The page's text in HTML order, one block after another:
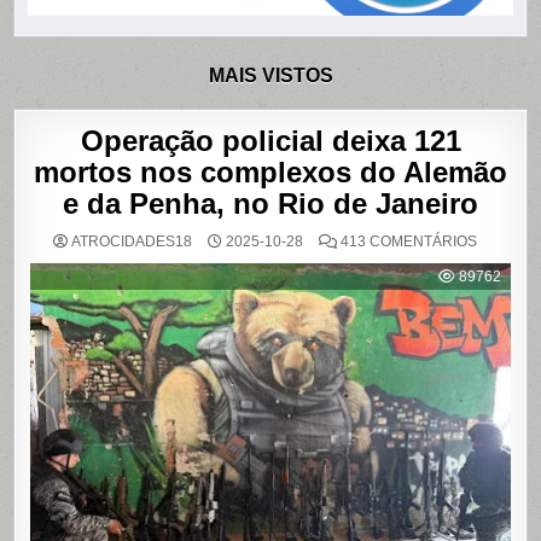
MAIS VISTOS
Operação policial deixa 121
mortos nos complexos do Alemão
e da Penha, no Rio de Janeiro
ATROCIDADES18 2025-10-28 413 COMENTÁRIOSEM
POLICIAL
DEIXA
121
MORTOS
NOS
DO
ALEMÃO
PENHA,
NO
RIO
89762